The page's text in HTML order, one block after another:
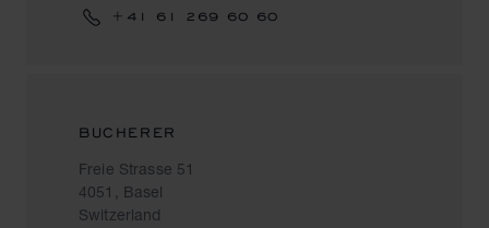
+41 61 269 60 60
BUCHERER
Freie Strasse 51
4051, Basel
Switzerland